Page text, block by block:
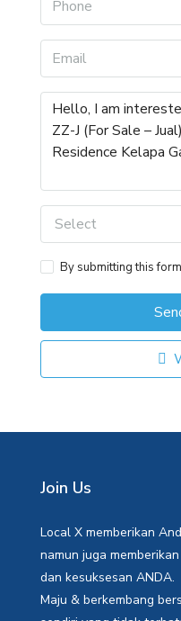
Select
By submitting this
Join Us
Local X memberikan
namun juga
dan kesuksesan ANDA.
Maju & berkembang